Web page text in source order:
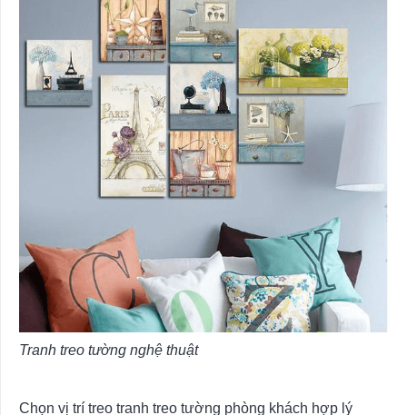
Tranh treo tường nghệ thuật
Chọn vị trí treo tranh treo tường phòng khách hợp lý